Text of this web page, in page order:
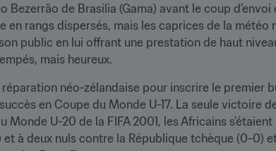
Bezerrão de Brasilia (Gama) avant le coup d’envoi
rangs dispersés, mais les caprices de la météo
public en lui offrant une prestation de haut
mais heureux.
néo-zélandaise pour inscrire le premier
en Coupe du Monde U-17. La seule victoire
U-20 de la FIFA 2001, les Africains s’étaient
à deux nuls contre la République tchèque (0-0)